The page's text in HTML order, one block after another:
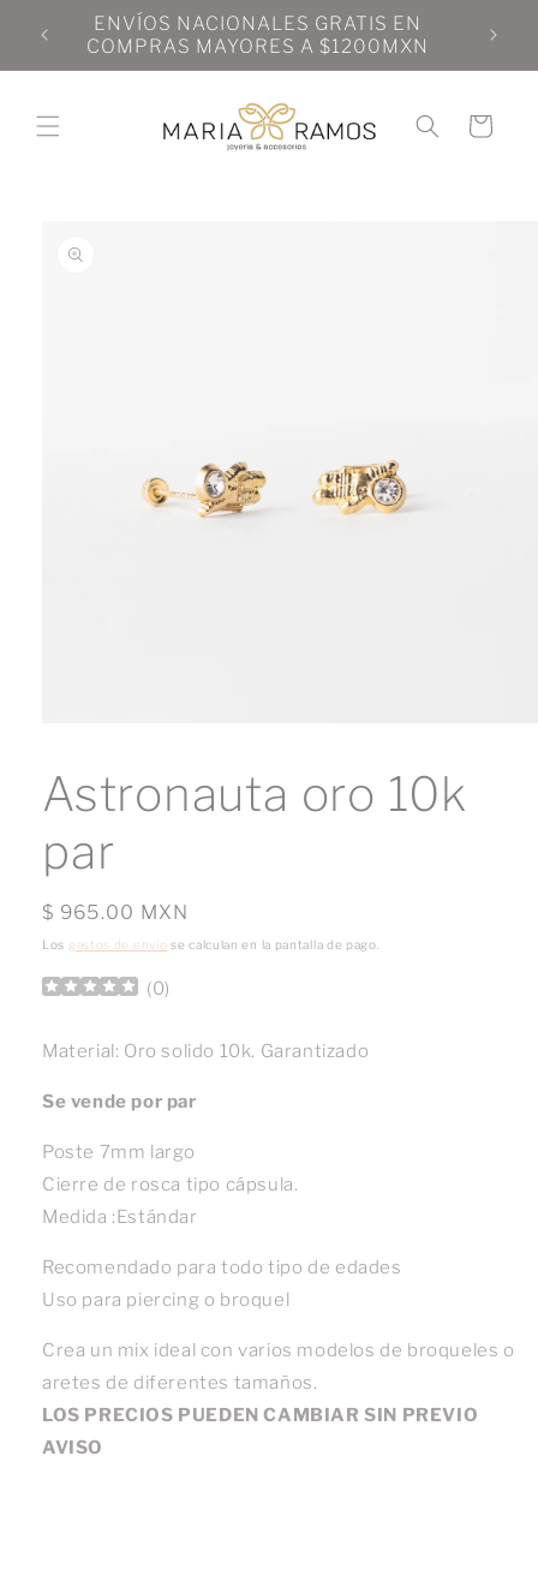
directamente
al contenido
ENVÍOS NACIONALES GRATIS EN
COMPRAS MAYORES A $1200MXN
Carrito
información
en
modal
Astronauta oro 10k
par
Precio
habitual
$ 965.00 MXN
Los gastos de envío se calculan en la pantalla de pago.
(0)
Material: Oro solido 10k. Garantizado
Se vende por par
Poste 7mm largo
Cierre de rosca tipo cápsula.
Medida :Estándar
Recomendado para todo tipo de edades
Uso para piercing o broquel
Crea un mix ideal con varios modelos de broqueles o
aretes de diferentes tamaños.
LOS PRECIOS PUEDEN CAMBIAR SIN PREVIO
AVISO